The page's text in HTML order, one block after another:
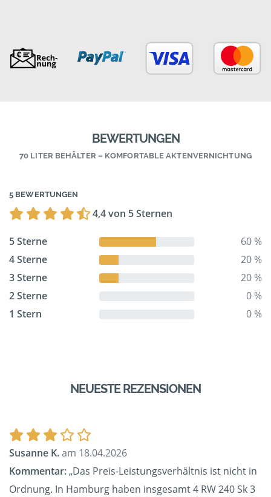
BEWERTUNGEN
70 LITER BEHÄLTER – KOMFORTABLE AKTENVERNICHTUNG
5 BEWERTUNGEN
4,4 von 5 Sternen
5 Sterne
60 %
4 Sterne
20 %
3 Sterne
20 %
2 Sterne
0 %
1 Stern
0 %
NEUESTE REZENSIONEN
Susanne K.am 18.04.2026
Kommentar:„Das Preis-Leistungsverhältnis ist nicht in
Ordnung. In Hamburg haben insgesamt 4 RW 240 Sk 3